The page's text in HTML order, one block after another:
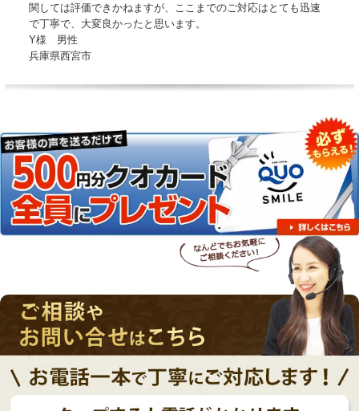
関しては評価できかねますが、ここまでのご対応はとても迅速
で丁寧で、大変良かったと思います。
Y様 男性
兵庫県西宮市